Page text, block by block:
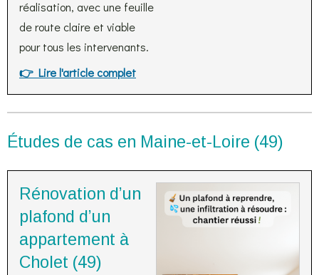
réalisation, avec une feuille
de route claire et viable
pour tous les intervenants.
👉 Lire l'article complet
Études de cas en Maine-et-Loire (49)
Rénovation d’un
plafond d’un
appartement à
Cholet (49)